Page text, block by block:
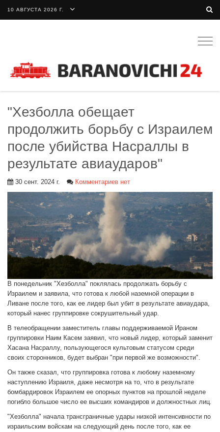
10 АВГУСТА 2026 Г.
"Хезболла обещает
продолжить борьбу с Израилем
после убийства Насраллы в
результате авиаударов"
30 сент. 2024 г. Комментариев нет
В понедельник "Хезболла" поклялась продолжать борьбу с
Израилем и заявила, что готова к любой наземной операции в
Ливане после того, как ее лидер был убит в результате авиаудара,
который нанес группировке сокрушительный удар.
В телеобращении заместитель главы поддерживаемой Ираном
группировки Наим Касем заявил, что новый лидер, который заменит
Хасана Насраллу, пользующегося культовым статусом среди
своих сторонников, будет выбран "при первой же возможности".
Он также сказал, что группировка готова к любому наземному
наступлению Израиля, даже несмотря на то, что в результате
бомбардировок Израилем ее опорных пунктов на прошлой неделе
погибло большое число ее высших командиров и должностных лиц.
"Хезболла" начала трансграничные удары низкой интенсивности по
израильским войскам на следующий день после того, как ее